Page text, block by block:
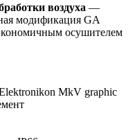
воздуха —
модификация GA
осушителем
MkV graphic